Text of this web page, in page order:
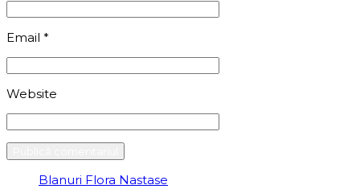
Email *
Website
Blanuri Flora Nastase